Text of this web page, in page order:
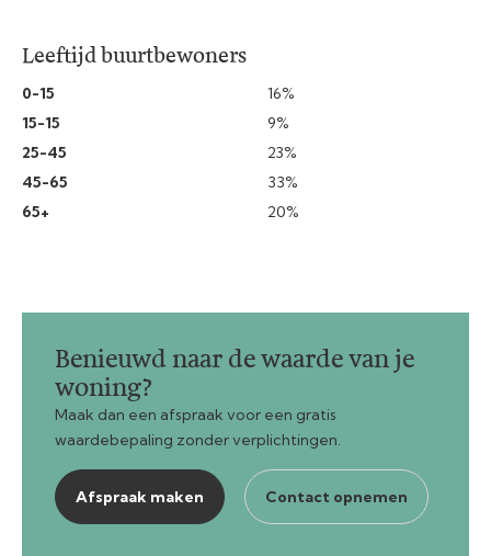
Leeftijd buurtbewoners
0-15
16%
15-15
9%
25-45
23%
45-65
33%
65+
20%
Benieuwd naar de waarde van je
woning?
Maak dan een afspraak voor een gratis
waardebepaling zonder verplichtingen.
Afspraak maken Contact opnemen